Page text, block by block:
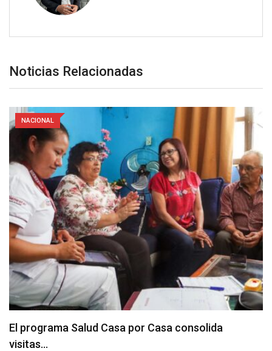
Noticias Relacionadas
NACIONAL
El programa Salud Casa por Casa consolida
visitas…